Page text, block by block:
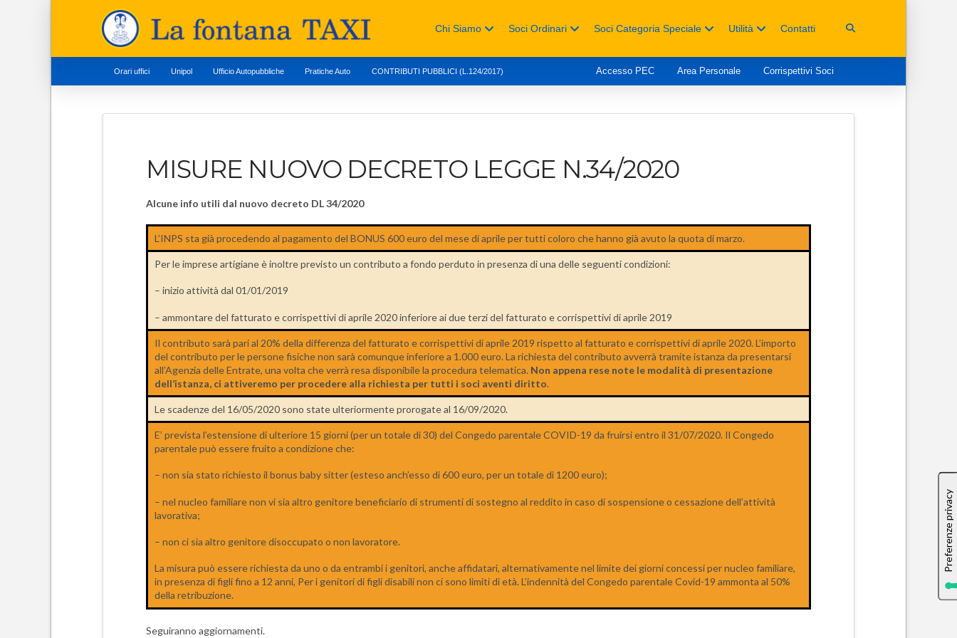
Chi Siamo Soci Ordinari Soci Categoria Speciale Utilità Contatti
Orari uffici Unipol Ufficio Autopubbliche Pratiche Auto CONTRIBUTI PUBBLICI (L.124/2017) Accesso PEC Area Personale Corrispettivi Soci
MISURE NUOVO DECRETO LEGGE N.34/2020
Alcune info utili dal nuovo decreto DL 34/2020
L’INPS sta già procedendo al pagamento del BONUS 600 euro del mese di aprile per tutti coloro che hanno già avuto la quota di marzo.
Per le imprese artigiane è inoltre previsto un contributo a fondo perduto in presenza di una delle seguenti condizioni:
– inizio attività dal 01/01/2019
– ammontare del fatturato e corrispettivi di aprile 2020 inferiore ai due terzi del fatturato e corrispettivi di aprile 2019
Il contributo sarà pari al 20% della differenza del fatturato e corrispettivi di aprile 2019 rispetto al fatturato e corrispettivi di aprile 2020. L’importo
del contributo per le persone fisiche non sarà comunque inferiore a 1.000 euro. La richiesta del contributo avverrà tramite istanza da presentarsi
all’Agenzia delle Entrate, una volta che verrà resa disponibile la procedura telematica. Non appena rese note le modalità di presentazione
dell’istanza, ci attiveremo per procedere alla richiesta per tutti i soci aventi diritto.
Le scadenze del 16/05/2020 sono state ulteriormente prorogate al 16/09/2020.
E’ prevista l’estensione di ulteriore 15 giorni (per un totale di 30) del Congedo parentale COVID-19 da fruirsi entro il 31/07/2020. Il Congedo
parentale può essere fruito a condizione che:
– non sia stato richiesto il bonus baby sitter (esteso anch’esso di 600 euro, per un totale di 1200 euro);
– nel nucleo familiare non vi sia altro genitore beneficiario di strumenti di sostegno al reddito in caso di sospensione o cessazione dell’attività
lavorativa;
– non ci sia altro genitore disoccupato o non lavoratore.
La misura può essere richiesta da uno o da entrambi i genitori, anche affidatari, alternativamente nel limite dei giorni concessi per nucleo familiare,
in presenza di figli fino a 12 anni, Per i genitori di figli disabili non ci sono limiti di età. L’indennità del Congedo parentale Covid-19 ammonta al 50%
della retribuzione.
Seguiranno aggiornamenti.